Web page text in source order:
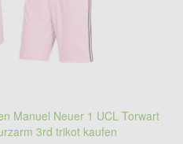
Manuel Neuer 1 UCL Torwart
3rd trikot kaufen